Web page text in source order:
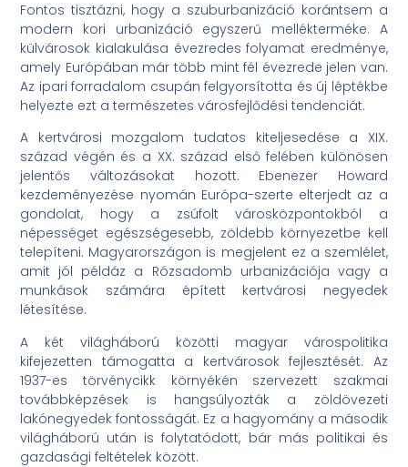
Fontos tisztázni, hogy a szuburbanizáció korántsem a
modern kori urbanizáció egyszerű mellékterméke. A
külvárosok kialakulása évezredes folyamat eredménye,
amely Európában már több mint fél évezrede jelen van.
Az ipari forradalom csupán felgyorsította és új léptékbe
helyezte ezt a természetes városfejlődési tendenciát.
A kertvárosi mozgalom tudatos kiteljesedése a XIX.
század végén és a XX. század első felében különösen
jelentős változásokat hozott. Ebenezer Howard
kezdeményezése nyomán Európa-szerte elterjedt az a
gondolat, hogy a zsúfolt városközpontokból a
népességet egészségesebb, zöldebb környezetbe kell
telepíteni. Magyarországon is megjelent ez a szemlélet,
amit jól példáz a Rózsadomb urbanizációja vagy a
munkások számára épített kertvárosi negyedek
létesítése.
A két világháború közötti magyar várospolitika
kifejezetten támogatta a kertvárosok fejlesztését. Az
1937-es törvénycikk környékén szervezett szakmai
továbbképzések is hangsúlyozták a zöldövezeti
lakónegyedek fontosságát. Ez a hagyomány a második
világháború után is folytatódott, bár más politikai és
gazdasági feltételek között.